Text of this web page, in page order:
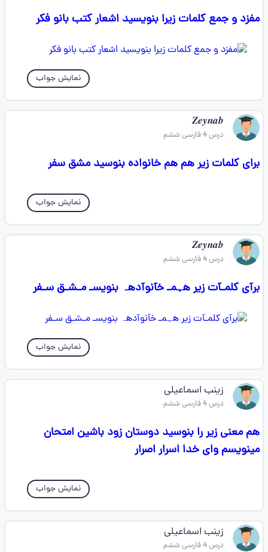
مفزد و جمع کلمات زیرا بنویسید اشعار کتب بانو فکر
نمایش جواب
𝒁𝒆𝒚𝒏𝒂𝒃
درس 4 فارسی ششم
برای کلمات زیر هم هم خانواده بنوسید مشق سفر
نمایش جواب
𝒁𝒆𝒚𝒏𝒂𝒃
درس 4 فارسی ششم
برآی کلمـآت زیر هہ‏‏مـ خآنوآدهہ‏‏ بنویسـ مـشـق سـفر
نمایش جواب
زینب اسماعیلی
درس 4 فارسی ششم
هم معنی زیر را بنوسید دوستان زود باشین امتحان
مینویسم وای خدا اسرار اصرار
نمایش جواب
زینب اسماعیلی
درس 4 فارسی ششم